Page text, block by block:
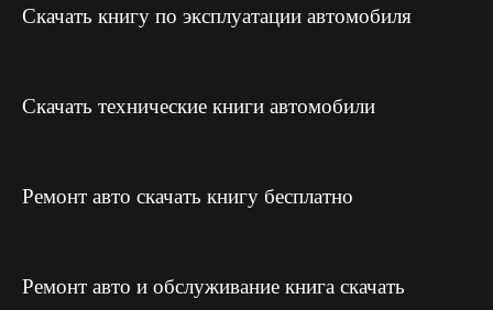
Скачать книгу по эксплуатации автомобиля
Скачать технические книги автомобили
Ремонт авто скачать книгу бесплатно
Ремонт авто и обслуживание книга скачать